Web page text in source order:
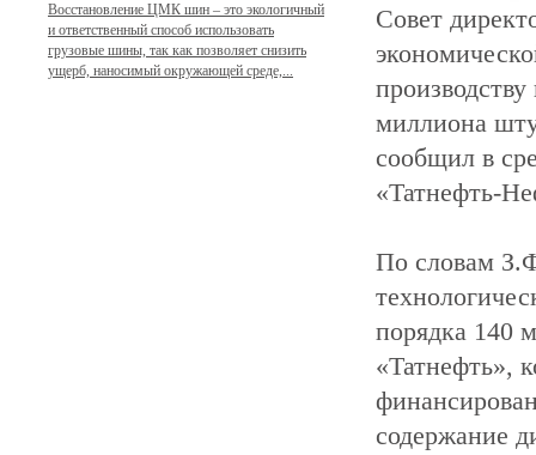
Совет
миллиона
сообщил в
«Татнефть-
По словам
порядка 140
«Татнефть»,
содержание
Восстановление ЦМК шин – это экологичный
и ответственный способ использовать
грузовые шины, так как позволяет снизить
ущерб, наносимый окружающей среде,...